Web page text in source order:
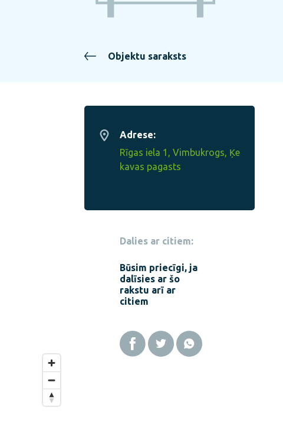
Objektu saraksts
Adrese:
Rīgas iela 1, Vimbukrogs, Ķe
kavas pagasts
Dalies ar citiem:
Būsim priecīgi, ja
dalīsies ar šo
rakstu arī ar
citiem